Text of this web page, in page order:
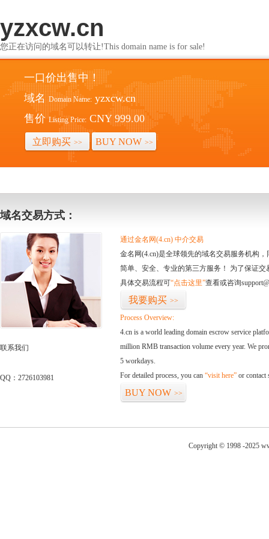
yzxcw.cn
您正在访问的域名可以转让!This domain name is for sale!
一口价出售中！
域名 Domain Name: yzxcw.cn
售价 Listing Price: CNY 999.00
立即购买 >> BUY NOW >>
域名交易方式：
联系我们
QQ：2726103981
通过金名网(4.cn) 中介交易
金名网(4.cn)是全球领先的域名交易服务机构
简单、安全、专业的第三方服务！ 为了保证
具体交易流程可“点击这里”查看或咨询
我要购买 >>
Process Overview:
4.cn is a world leading domain escrow service
million RMB transaction volume every year. We
5 workdays.
For detailed process, you can “visit here” or contact
BUY NOW >>
Copyright © 1998 -2025